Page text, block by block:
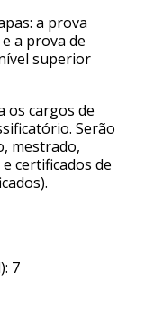
a prova
a prova de
superior
os cargos de
Serão
mestrado,
certificados de
7